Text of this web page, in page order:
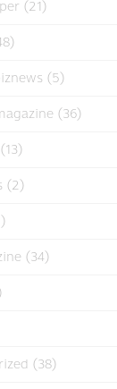
(21)
(5)
(36)
(13)
(2)
(34)
(38)